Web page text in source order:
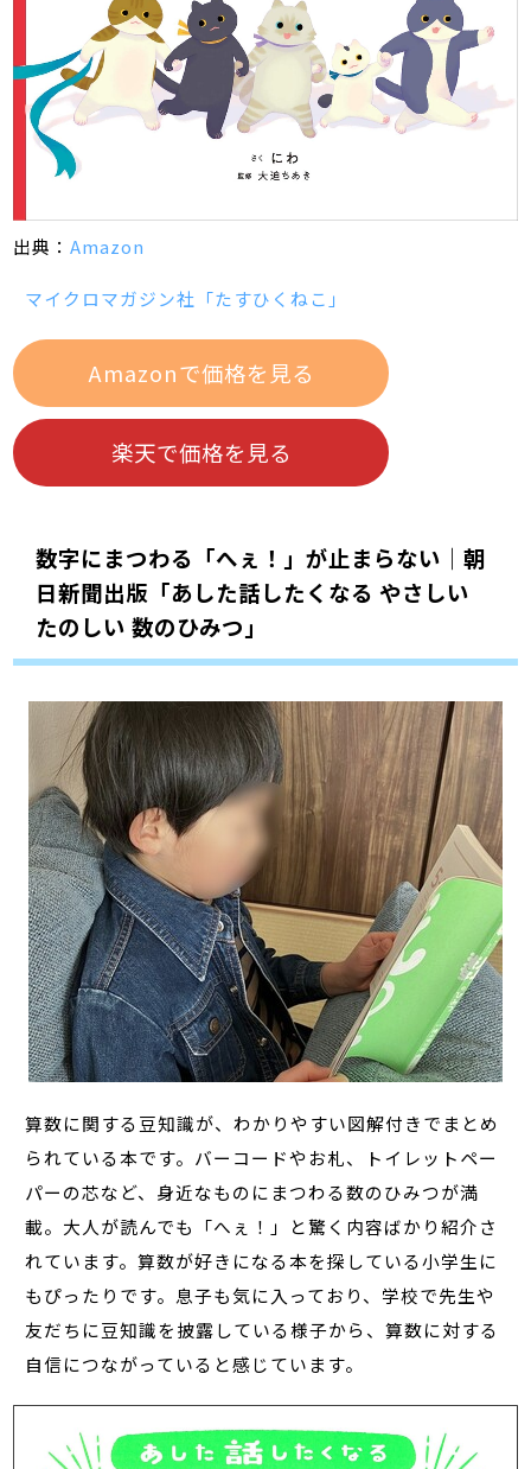
出典：Amazon
マイクロマガジン社「たすひくねこ」
Amazonで価格を見る
楽天で価格を見る
数字にまつわる「へぇ！」が止まらない｜朝
日新聞出版「あした話したくなる やさしい
たのしい 数のひみつ」
算数に関する豆知識が、わかりやすい図解付きでまとめ
られている本です。バーコードやお札、トイレットペー
パーの芯など、身近なものにまつわる数のひみつが満
載。大人が読んでも「へぇ！」と驚く内容ばかり紹介さ
れています。算数が好きになる本を探している小学生に
もぴったりです。息子も気に入っており、学校で先生や
友だちに豆知識を披露している様子から、算数に対する
自信につながっていると感じています。